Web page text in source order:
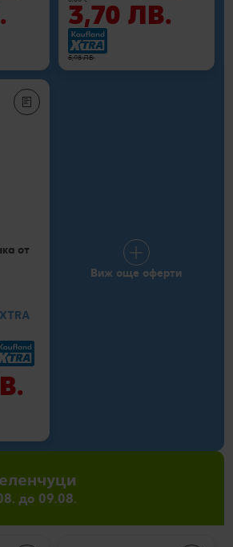
3,70 ЛВ.
5,98 ЛВ.
от
Виж още оферти
до 09.08.